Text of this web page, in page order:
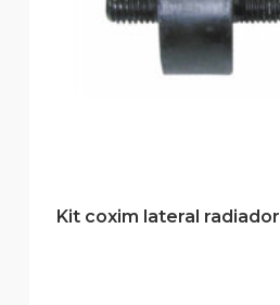
Kit coxim lateral radiador